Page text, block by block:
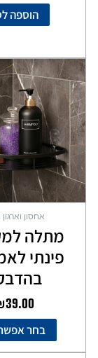
הוספה
אחסון
מתלה
פינתי
39.00
בחר